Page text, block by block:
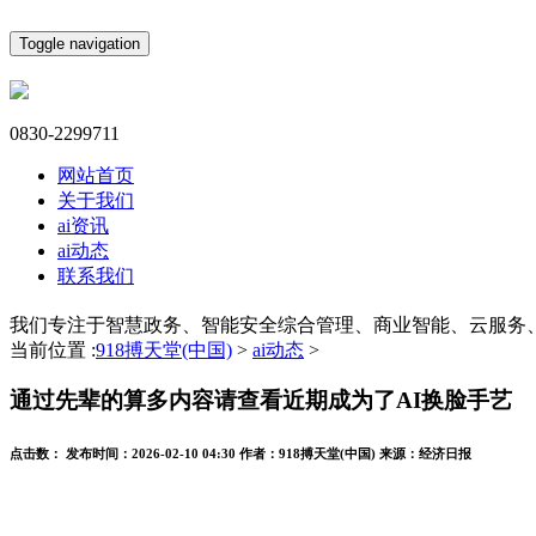
Toggle navigation
0830-2299711
网站首页
关于我们
ai资讯
ai动态
联系我们
我们专注于智慧政务、智能安全综合管理、商业智能、云服务
当前位置 :918搏天堂(中国) > ai动态 >
通过先辈的算多内容请查看近期成为了AI换脸手艺
点击数： 发布时间： 2026-02-10 04:30 作者： 918搏天堂(中国) 来源： 经济日报